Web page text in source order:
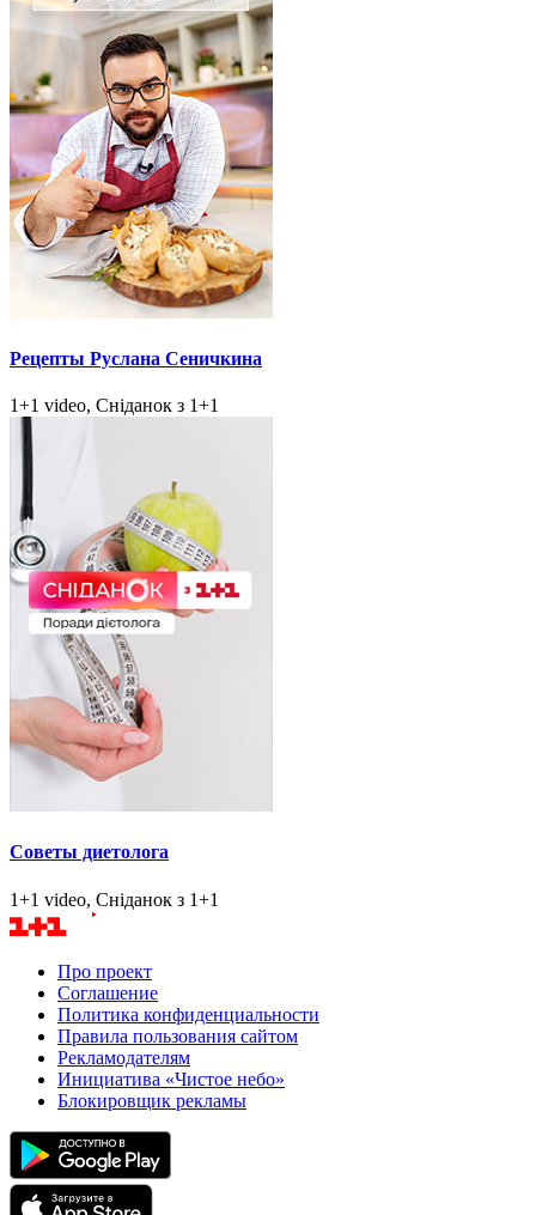
Рецепты Руслана Сеничкина
1+1 video, Сніданок з 1+1
Советы диетолога
1+1 video, Сніданок з 1+1
Про проект
Соглашение
Политика конфиденциальности
Правила пользования сайтом
Рекламодателям
Инициатива «Чистое небо»
Блокировщик рекламы